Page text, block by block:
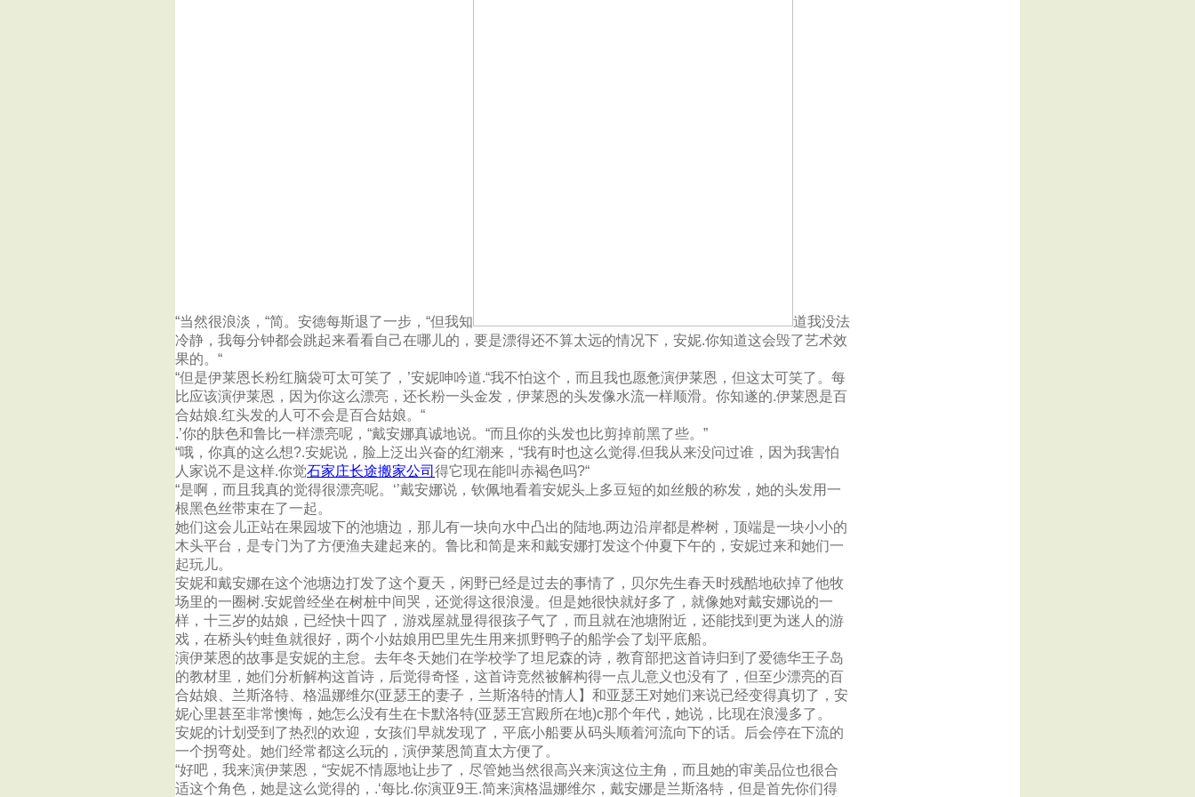
“当然很浪淡，“简。安德每斯退了一步，“但我知
道我没法
冷静，我每分钟都会跳起来看看自己在哪儿的，要是漂得还不算太远的情况下，安妮.你知道这会毁了艺术效
果的。“
“但是伊莱恩长粉红脑袋可太可笑了，’安妮呻吟道.“我不怕这个，而且我也愿惫演伊莱恩，但这太可笑了。每
比应该演伊莱恩，因为你这么漂亮，还长粉一头金发，伊莱恩的头发像水流一样顺滑。你知遂的.伊莱恩是百
合姑娘.红头发的人可不会是百合姑娘。“
.’你的肤色和鲁比一样漂亮呢，“戴安娜真诚地说。“而且你的头发也比剪掉前黑了些。”
“哦，你真的这么想?.安妮说，脸上泛出兴奋的红潮来，“我有时也这么觉得.但我从来没问过谁，因为我害怕
人家说不是这样.你觉石家庄长途搬家公司 得它现在能叫赤褐色吗?“
“是啊，而且我真的觉得很漂亮呢。‘’戴安娜说，钦佩地看着安妮头上多豆短的如丝般的称发，她的头发用一
根黑色丝带束在了一起。
她们这会儿正站在果园坡下的池塘边，那儿有一块向水中凸出的陆地.两边沿岸都是桦树，顶端是一块小小的
木头平台，是专门为了方便渔夫建起来的。鲁比和简是来和戴安娜打发这个仲夏下午的，安妮过来和她们一
起玩儿。
安妮和戴安娜在这个池塘边打发了这个夏天，闲野已经是过去的事情了，贝尔先生春天时残酷地砍掉了他牧
场里的一圈树.安妮曾经坐在树桩中间哭，还觉得这很浪漫。但是她很快就好多了，就像她对戴安娜说的一
样，十三岁的姑娘，已经快十四了，游戏屋就显得很孩子气了，而且就在池塘附近，还能找到更为迷人的游
戏，在桥头钓蛙鱼就很好，两个小姑娘用巴里先生用来抓野鸭子的船学会了划平底船。
演伊莱恩的故事是安妮的主怠。去年冬天她们在学校学了坦尼森的诗，教育部把这首诗归到了爱德华王子岛
的教材里，她们分析解构这首诗，后觉得奇怪，这首诗竞然被解构得一点儿意义也没有了，但至少漂亮的百
合姑娘、兰斯洛特、格温娜维尔(亚瑟王的妻子，兰斯洛特的情人】和亚瑟王对她们来说已经变得真切了，安
妮心里甚至非常懊悔，她怎么没有生在卡默洛特(亚瑟王宫殿所在地)c那个年代，她说，比现在浪漫多了。
安妮的计划受到了热烈的欢迎，女孩们早就发现了，平底小船要从码头顺着河流向下的话。后会停在下流的
一个拐弯处。她们经常都这么玩的，演伊莱恩简直太方便了。
“好吧，我来演伊莱恩，“安妮不情愿地让步了，尽管她当然很高兴来演这位主角，而且她的审美品位也很合
适这个角色，她是这么觉得的，.‘每比.你演亚9王.简来演格温娜维尔，戴安娜是兰斯洛特，但是首先你们得